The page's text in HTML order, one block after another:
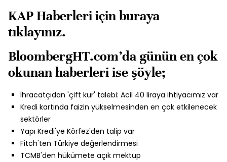
KAP Haberleri içinburaya
tıklayınız.
BloombergHT.com’da günün en çok
okunan haberleri ise şöyle;
İhracatçıdan 'çift kur' talebi: Acil 40 liraya ihtiyacımız var
Kredi kartında faizin yükselmesinden en çok etkilenecek
sektörler
Yapı Kredi'ye Körfez'den talip var
Fitch'ten Türkiye değerlendirmesi
TCMB'den hükümete açık mektup